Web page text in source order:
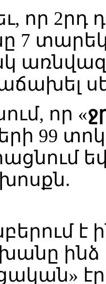
որ
7
որ «
99
եվ
է
ինձ
էր